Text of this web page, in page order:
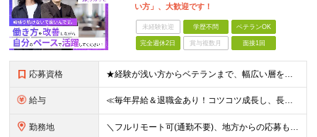
い方」、大歓迎です！
未経験歓迎 学歴不問 ベテランOK
完全週休2日 賞与複数月 面接1回
応募資格 ★経験が浅い方からベテランまで、幅広い層を歓迎します！50代転職者も活躍中！ ■学歴不問 ■ITエンジニアとしての実務経験をお持ちの方(年数、言語、工程は不問) ★開発エンジニアも同時募集中です！
給与 ≪毎年昇給＆退職金あり！コツコツ成長し、長く落ち着いた環境で活躍し続けたい方にピッタリです！≫ 月給27万円～50万円＋残業代全額支給＋業績賞与＋各種手当 ★スキル、経験等を考慮し、優遇します ★み
勤務地 ＼フルリモート可(通勤不要)、地方からの応募もOK！／ 在宅勤務、または東京、神奈川を中心とするお客様先 ★転勤はありません ★出社義務はないので、遠方の方も歓迎します！地方在住の方もぜひご相談くだ